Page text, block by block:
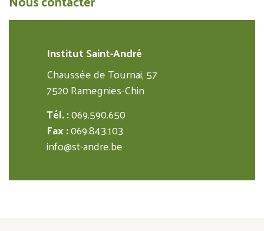
Institut Saint-André
Chaussée de Tournai, 57
7520 Ramegnies-Chin
Tél. :069.590.650
Fax :069.843.103
info@st-andre.be